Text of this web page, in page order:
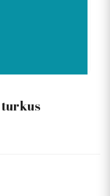
turkus